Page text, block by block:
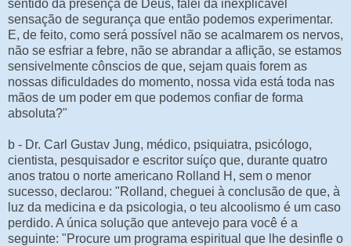
sentido da presença de Deus, falei da inexplicável
sensação de segurança que então podemos experimentar.
E, de feito, como será possível não se acalmarem os nervos,
não se esfriar a febre, não se abrandar a aflição, se estamos
sensivelmente cônscios de que, sejam quais forem as
nossas dificuldades do momento, nossa vida está toda nas
mãos de um poder em que podemos confiar de forma
absoluta?"
b - Dr. Carl Gustav Jung, médico, psiquiatra, psicólogo,
cientista, pesquisador e escritor suíço que, durante quatro
anos tratou o norte americano Rolland H, sem o menor
sucesso, declarou: "Rolland, cheguei à conclusão de que, à
luz da medicina e da psicologia, o teu alcoolismo é um caso
perdido. A única solução que antevejo para você é a
seguinte: "Procure um programa espiritual que lhe desinfle o